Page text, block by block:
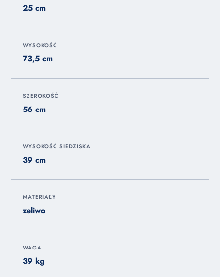
25 cm
WYSOKOŚĆ
73,5 cm
SZEROKOŚĆ
56 cm
WYSOKOŚĆ SIEDZISKA
39 cm
MATERIAŁY
zeliwo
WAGA
39 kg